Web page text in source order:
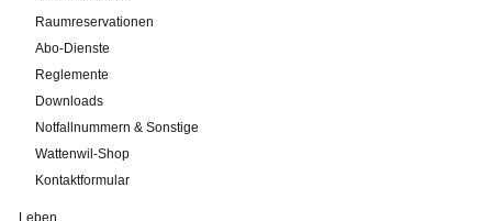
Raumreservationen
Abo-Dienste
Reglemente
Downloads
Notfallnummern & Sonstige
Wattenwil-Shop
Kontaktformular
Leben